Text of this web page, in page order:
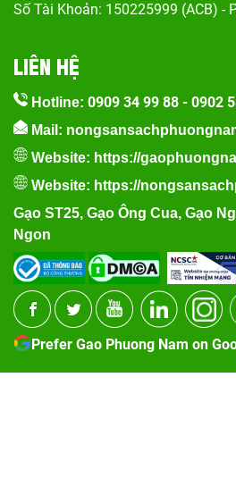
Số Tài Khoản: 150225999 (ACB) -
LIÊN HỆ
Hotline: 0909 34 99 88 - 0902
Mail:
Website: https://
Website: https://
Gạo ST25, Gạo Ông Cua, Gạo
Ngon
Prefer Gao Phuong Nam on